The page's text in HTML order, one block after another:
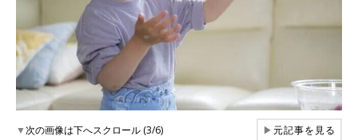
▼次の画像は下へスクロール (3/6) ▶元記事を見る